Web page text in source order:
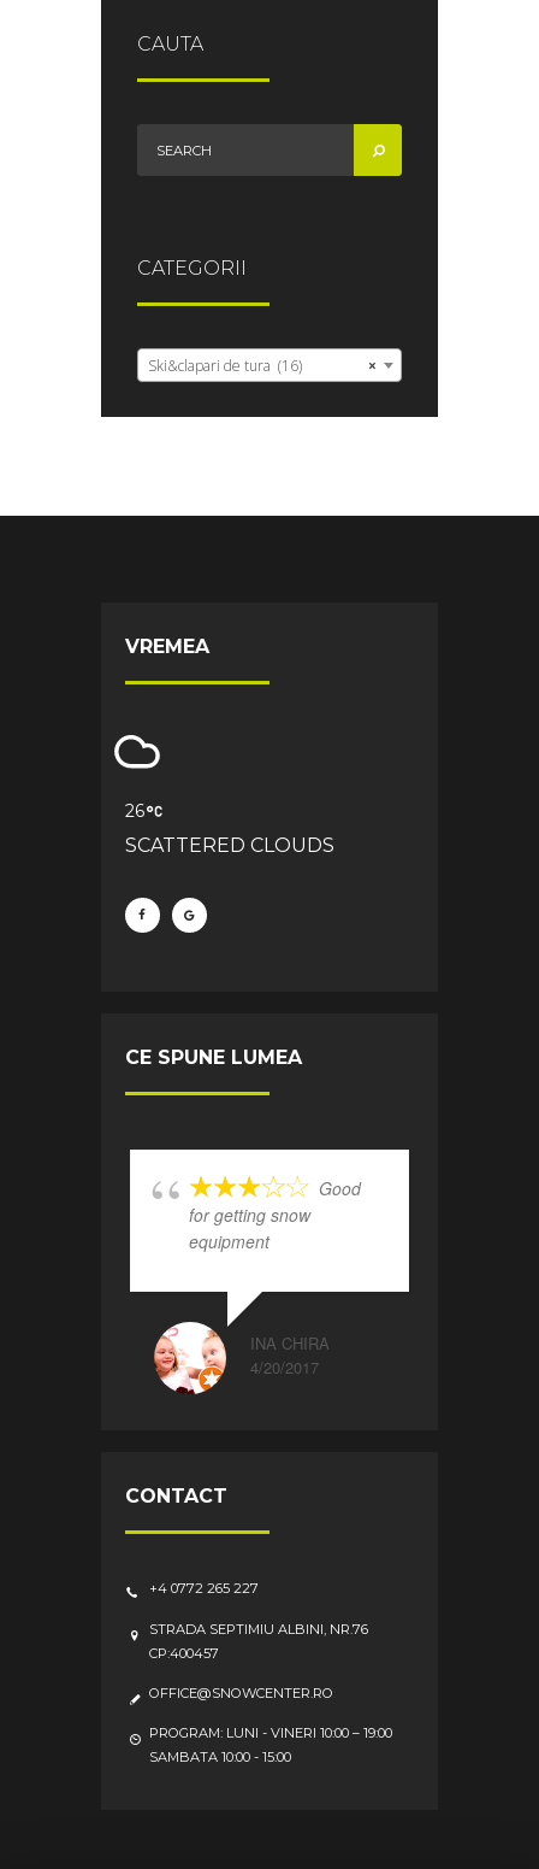
CAUTA
CATEGORII
×
Ski&clapari de tura (16)
VREMEA
26
SCATTERED CLOUDS
CE SPUNE LUMEA
Good
for getting snow
equipment
INA CHIRA
4/20/2017
CONTACT
+4 0772 265 227
STRADA SEPTIMIU ALBINI, NR.76
CP:400457
OFFICE@SNOWCENTER.RO
PROGRAM: LUNI - VINERI 10:00 – 19:00
SAMBATA 10:00 - 15:00